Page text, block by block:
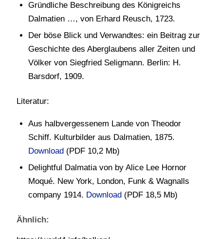
Gründliche Beschreibung des Königreichs
Dalmatien …, von Erhard Reusch, 1723.
Der böse Blick und Verwandtes: ein Beitrag zur
Geschichte des Aberglaubens aller Zeiten und
Völker von Siegfried Seligmann. Berlin: H.
Barsdorf, 1909.
Literatur:
Aus halbvergessenem Lande von Theodor
Schiff. Kulturbilder aus Dalmatien, 1875.
Download(PDF 10,2 Mb)
Delightful Dalmatia von by Alice Lee Hornor
Moqué. New York, London, Funk & Wagnalls
company 1914. Download(PDF 18,5 Mb)
Ähnlich: